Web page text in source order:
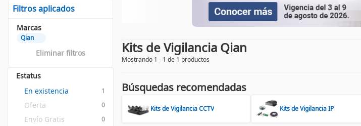
Filtros aplicados
Marcas
Qian
Eliminar filtros
Estatus
En existencia
1
Oferta 0
Envío Gratis 0
Kits de Vigilancia Qian
Mostrando 1 - 1 de 1 productos
Búsquedas recomendadas
Kits de Vigilancia CCTV Kits de Vigilancia IP